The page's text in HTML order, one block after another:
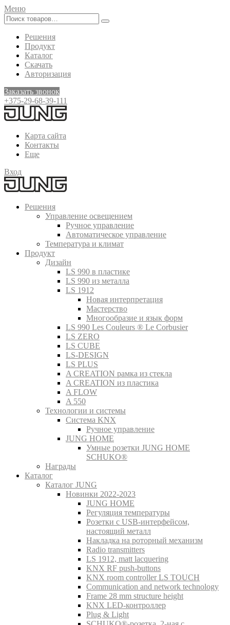
Меню
Решения
Продукт
Каталог
Скачать
Авторизация
Заказать звонок
+375-29-68-39-111
Карта сайта
Контакты
Еще
Вход
Решения
Управление освещением
Ручное управление
Автоматическое управление
Температура и климат
Продукт
Дизайн
LS 990 в пластике
LS 990 из металла
LS 1912
Новая интерпретация
Мастерство
Многообразие и язык форм
LS 990 Les Couleurs ® Le Corbusier
LS ZERO
LS CUBE
LS-DESIGN
LS PLUS
A CREATION рамка из стекла
A CREATION из пластика
A FLOW
A 550
Технологии и системы
Система KNX
Ручное управление
JUNG HOME
Умные розетки JUNG HOME
SCHUKO®
Награды
Каталог
Каталог JUNG
Новинки 2022-2023
JUNG HOME
Регуляция температуры
Розетки с USB-интерфейсом,
настоящий металл
Накладка на роторный механизм
Radio transmitters
LS 1912, matt lacquering
KNX RF push-buttons
KNX room controller LS TOUCH
Communication and network technology
Frame 28 mm structure height
KNX LED-контроллер
Plug & Light